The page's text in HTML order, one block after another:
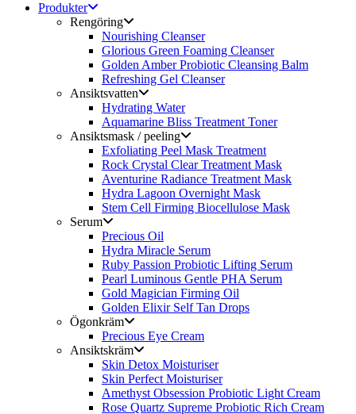
Produkter
Rengöring
Nourishing Cleanser
Glorious Green Foaming Cleanser
Golden Amber Probiotic Cleansing Balm
Refreshing Gel Cleanser
Ansiktsvatten
Hydrating Water
Aquamarine Bliss Treatment Toner
Ansiktsmask / peeling
Exfoliating Peel Mask Treatment
Rock Crystal Clear Treatment Mask
Aventurine Radiance Treatment Mask
Hydra Lagoon Overnight Mask
Stem Cell Firming Biocellulose Mask
Serum
Precious Oil
Hydra Miracle Serum
Ruby Passion Probiotic Lifting Serum
Pearl Luminous Gentle PHA Serum
Gold Magician Firming Oil
Golden Elixir Self Tan Drops
Ögonkräm
Precious Eye Cream
Ansiktskräm
Skin Detox Moisturiser
Skin Perfect Moisturiser
Amethyst Obsession Probiotic Light Cream
Rose Quartz Supreme Probiotic Rich Cream